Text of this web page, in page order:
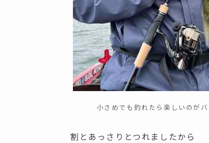
小さめでも釣れたら楽しいのがバ
割とあっさりとつれましたから